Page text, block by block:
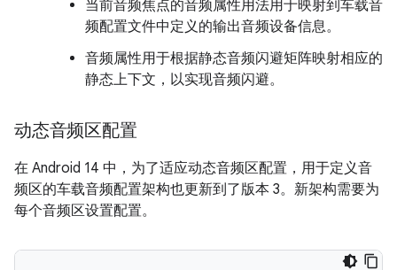
当前音频焦点的音频属性用法用于映射到车载音
频配置文件中定义的输出音频设备信息。
音频属性用于根据静态音频闪避矩阵映射相应的
静态上下文，以实现音频闪避。
动态音频区配置
在 Android 14 中，为了适应动态音频区配置，用于定义音
频区的车载音频配置架构也更新到了版本 3。新架构需要为
每个音频区设置配置。